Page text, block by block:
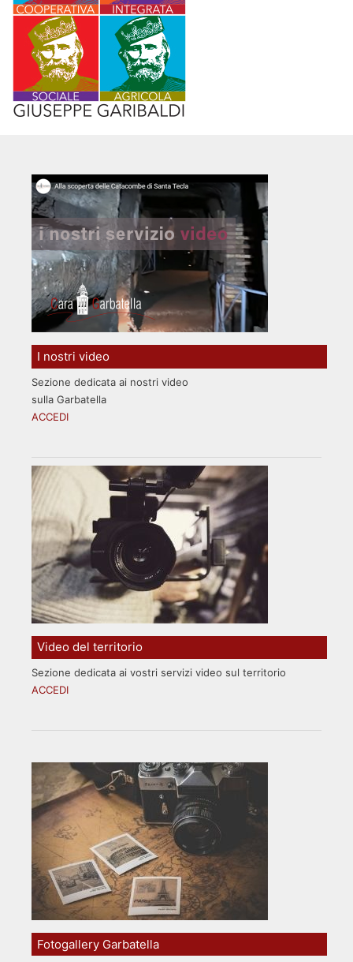
I nostri video
Sezione dedicata ai nostri video
sulla Garbatella
ACCEDI
Video del territorio
Sezione dedicata ai vostri servizi video sul territorio
ACCEDI
Fotogallery Garbatella